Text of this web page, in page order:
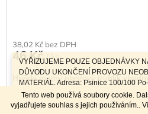
Tento web používá soubory cookie.
vyjadřujete souhlas s jejich používáním..
VYŘIZUJEME POUZE OBJEDNÁVKY
DŮVODU UKONČENÍ PROVOZU
MATERIÁL. Adresa: Psinice 100/100
dohodě Sobotní prodej a závozy
38,02 Kč bez DPH
46 Kč/ ks
Hnědý matný plastový truhlík
rostliny, bylinky a různá sezónní
exteriéru. Truhlík je v půdorysu